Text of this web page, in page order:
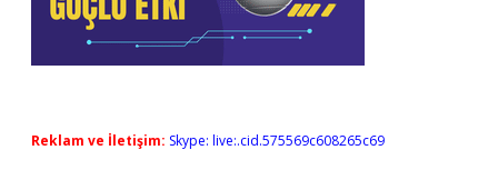
Reklam ve İletişim: Skype: live:.cid.575569c608265c69